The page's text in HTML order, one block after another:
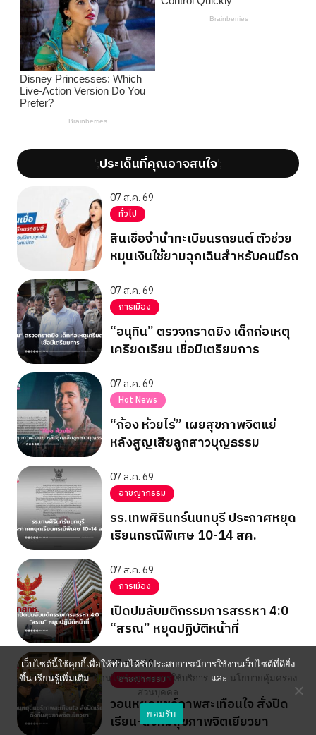
';ประเด็นที่คุณอาจสนใจ';
07 ส.ค. 69
ทั่วไป
สินเชื่อจำนำทะเบียนรถยนต์ ตัวช่วย
หมุนเงินใช้ยามฉุกเฉินสำหรับคนมีรถ
07 ส.ค. 69
การเมือง
“อนุทิน” ตรวจกราดยิง เด็กก่อเหตุ
เครียดเรียน เชื่อมีเตรียมการ
07 ส.ค. 69
Hot News
“ก้อง ห้วยไร่” เผยสุขภาพจิตแย่
หลังสูญเสียลูกสาวบุญธรรม
07 ส.ค. 69
อาชญากรรม
รร.เทพศิรินทร์นนทบุรี ประกาศหยุด
เรียนกรณีพิเศษ 10-14 สค.
07 ส.ค. 69
การเมือง
เปิดปมลับมติกรรมการสรรหา 4:0
“สรณ” หยุดปฏิบัติหน้าที่
07 ส.ค. 69
อาชญากรรม
วอนหยุดแชร์ภาพสะเทือนใจ สั่งปิด
เรียน-ดึงทีมสุขภาพจิตเยียวยา
เว็บไซต์นี้ใช้คุกกี้เพื่อให้ท่านได้รับประสบการณ์การใช้งานเว็บไซต์ที่ดียิ่ง
ขึ้น เรียนรู้เพิ่มเติมเงื่อนไขข้อตกลงการใช้บริการ และ นโยบายคุ้มครอง
ส่วนบุคคล
ยอมรับ